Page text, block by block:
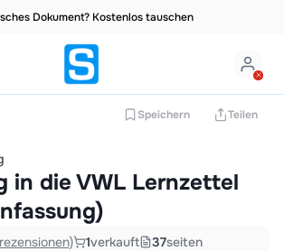
Dokument? Kostenlos tauschen
Speichern Teilen
in die VWL Lernzettel
1verkauft 37seiten